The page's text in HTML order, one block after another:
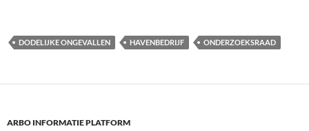
DODELIJKE ONGEVALLEN HAVENBEDRIJF ONDERZOEKSRAAD
ARBO INFORMATIE PLATFORM